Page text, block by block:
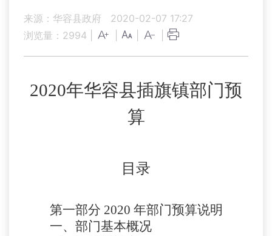
来源：华容县政府
2020-02-07 17:27
浏览量： 2994
2020年华容县插旗镇部门预
算
目录
第一部分 2020 年部门预算说明
一、部门基本概况